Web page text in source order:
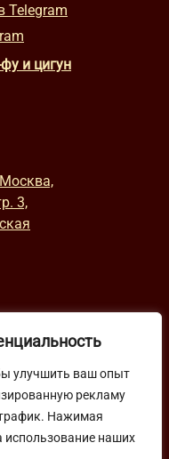
улучшить ваш опыт
рекламу
Нажимая
использование наших
Telegram
и цигун
Москва,
3,